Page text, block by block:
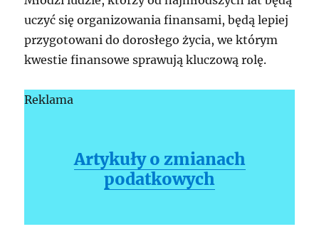
uczyć się organizowania finansami, będą lepiej
przygotowani do dorosłego życia, we którym
kwestie finansowe sprawują kluczową rolę.
Reklama
Artykuły o zmianach
podatkowych